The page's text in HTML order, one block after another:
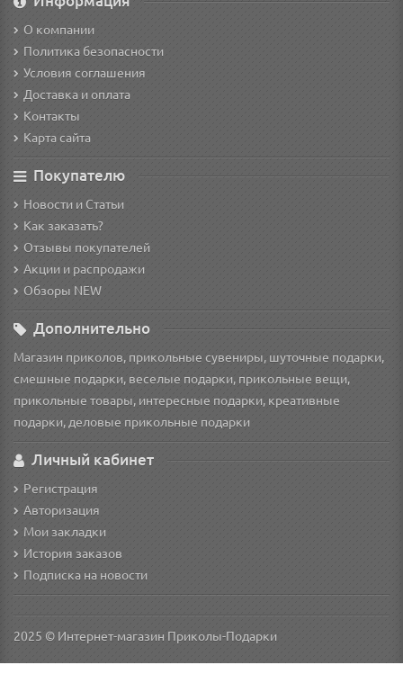
О компании
Политика безопасности
Условия соглашения
Доставка и оплата
Контакты
Карта сайта
Покупателю
Новости и Статьи
Как заказать?
Отзывы покупателей
Акции и распродажи
Обзоры NEW
Дополнительно
Магазин приколов, прикольные сувениры, шуточные подарки,
смешные подарки, веселые подарки, прикольные вещи,
прикольные товары, интересные подарки, креативные
подарки, деловые прикольные подарки
Личный кабинет
Регистрация
Авторизация
Мои закладки
История заказов
Подписка на новости
2025 © Интернет-магазин Приколы-Подарки